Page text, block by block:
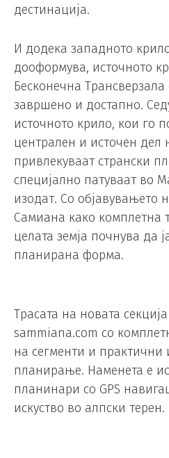
дестинација.
И додека западното
дооформува, источното
Бесконечна
завршено и достапно.
источното крило, кои го
централен и источен дел
привлекуваат странски
специјално патуваат во
изодат. Со објавувањето
Самиана како комплетна
целата земја почнува да
планирана форма.
Трасата на новата
sammiana.com со
на сегменти и
планирање. Наменета е
планинари со GPS
искуство во алпски терен.